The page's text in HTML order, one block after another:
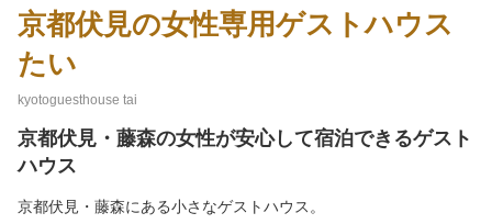
京都伏見の女性専用ゲストハウス
たい
kyotoguesthouse tai
京都伏見・藤森の女性が安心して宿泊できるゲスト
ハウス
京都伏見・藤森にある小さなゲストハウス。